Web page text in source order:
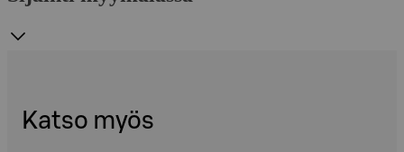
Katso myös